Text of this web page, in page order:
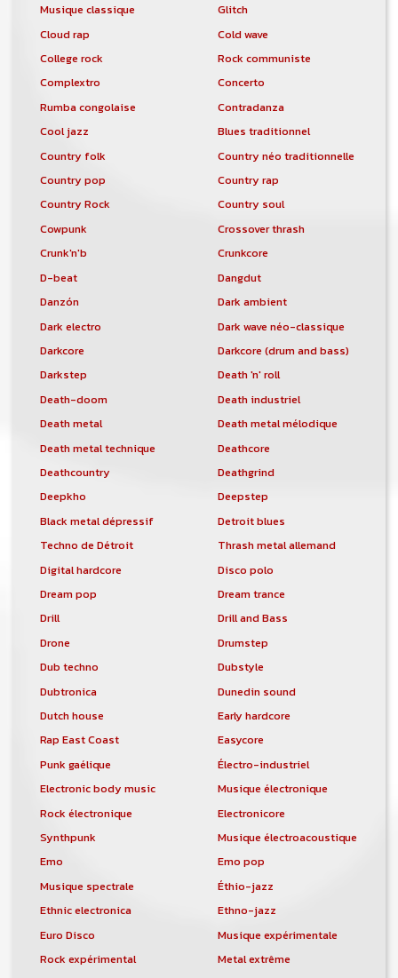
Musique classique
Glitch
Cloud rap
Cold wave
College rock
Rock communiste
Complextro
Concerto
Rumba congolaise
Contradanza
Cool jazz
Blues traditionnel
Country folk
Country néo traditionnelle
Country pop
Country rap
Country Rock
Country soul
Cowpunk
Crossover thrash
Crunk'n'b
Crunkcore
D-beat
Dangdut
Danzón
Dark ambient
Dark electro
Dark wave néo-classique
Darkcore
Darkcore (drum and bass)
Darkstep
Death 'n' roll
Death-doom
Death industriel
Death metal
Death metal mélodique
Death metal technique
Deathcore
Deathcountry
Deathgrind
Deepkho
Deepstep
Black metal dépressif
Detroit blues
Techno de Détroit
Thrash metal allemand
Digital hardcore
Disco polo
Dream pop
Dream trance
Drill
Drill and Bass
Drone
Drumstep
Dub techno
Dubstyle
Dubtronica
Dunedin sound
Dutch house
Early hardcore
Rap East Coast
Easycore
Punk gaélique
Électro-industriel
Electronic body music
Musique électronique
Rock électronique
Electronicore
Synthpunk
Musique électroacoustique
Emo
Emo pop
Musique spectrale
Éthio-jazz
Ethnic electronica
Ethno-jazz
Euro Disco
Musique expérimentale
Rock expérimental
Metal extrême